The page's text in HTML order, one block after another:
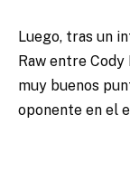
Luego, tras un
Raw entre
muy buenos
oponente en el